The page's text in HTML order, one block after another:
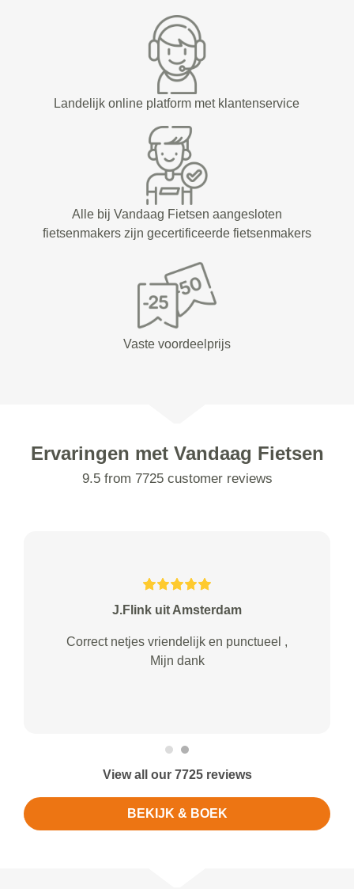
Landelijk online platform met klantenservice
Alle bij Vandaag Fietsen aangesloten
fietsenmakers zijn gecertificeerde fietsenmakers
Vaste voordeelprijs
Ervaringen met Vandaag Fietsen
9.5 from 7725 customer reviews
J.Flink uit Amsterdam
Correct netjes vriendelijk en punctueel ,
Mijn dank
View all our 7725 reviews
BEKIJK & BOEK